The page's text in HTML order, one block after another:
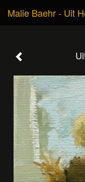
Malie Baehr - Uit